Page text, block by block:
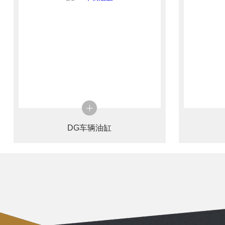
DG车辆油缸